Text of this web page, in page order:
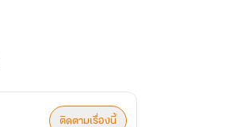
ติดตามเรื่องนี้